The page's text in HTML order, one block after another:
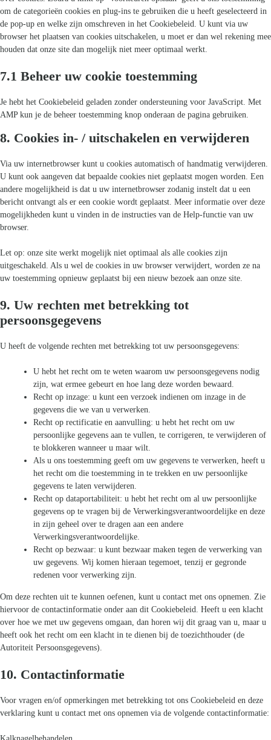
Zoeken
naar:
om de categorieën cookies en plug-ins te gebruiken die u heeft geselecteerd in
de pop-up en welke zijn omschreven in het Cookiebeleid. U kunt via uw
browser het plaatsen van cookies uitschakelen, u moet er dan wel rekening mee
houden dat onze site dan mogelijk niet meer optimaal werkt.
7.1 Beheer uw cookie toestemming
Je hebt het Cookiebeleid geladen zonder ondersteuning voor JavaScript. Met
AMP kun je de beheer toestemming knop onderaan de pagina gebruiken.
8. Cookies in- / uitschakelen en verwijderen
Via uw internetbrowser kunt u cookies automatisch of handmatig verwijderen.
U kunt ook aangeven dat bepaalde cookies niet geplaatst mogen worden. Een
andere mogelijkheid is dat u uw internetbrowser zodanig instelt dat u een
bericht ontvangt als er een cookie wordt geplaatst. Meer informatie over deze
mogelijkheden kunt u vinden in de instructies van de Help-functie van uw
browser.
Let op: onze site werkt mogelijk niet optimaal als alle cookies zijn
uitgeschakeld. Als u wel de cookies in uw browser verwijdert, worden ze na
uw toestemming opnieuw geplaatst bij een nieuw bezoek aan onze site.
9. Uw rechten met betrekking tot
persoonsgegevens
U heeft de volgende rechten met betrekking tot uw persoonsgegevens:
U hebt het recht om te weten waarom uw persoonsgegevens nodig
zijn, wat ermee gebeurt en hoe lang deze worden bewaard.
Recht op inzage: u kunt een verzoek indienen om inzage in de
gegevens die we van u verwerken.
Recht op rectificatie en aanvulling: u hebt het recht om uw
persoonlijke gegevens aan te vullen, te corrigeren, te verwijderen of
te blokkeren wanneer u maar wilt.
Als u ons toestemming geeft om uw gegevens te verwerken, heeft u
het recht om die toestemming in te trekken en uw persoonlijke
gegevens te laten verwijderen.
Recht op dataportabiliteit: u hebt het recht om al uw persoonlijke
gegevens op te vragen bij de Verwerkingsverantwoordelijke en deze
in zijn geheel over te dragen aan een andere
Verwerkingsverantwoordelijke.
Recht op bezwaar: u kunt bezwaar maken tegen de verwerking van
uw gegevens. Wij komen hieraan tegemoet, tenzij er gegronde
redenen voor verwerking zijn.
Om deze rechten uit te kunnen oefenen, kunt u contact met ons opnemen. Zie
hiervoor de contactinformatie onder aan dit Cookiebeleid. Heeft u een klacht
over hoe we met uw gegevens omgaan, dan horen wij dit graag van u, maar u
heeft ook het recht om een klacht in te dienen bij de toezichthouder (de
Autoriteit Persoonsgegevens).
10. Contactinformatie
Voor vragen en/of opmerkingen met betrekking tot ons Cookiebeleid en deze
verklaring kunt u contact met ons opnemen via de volgende contactinformatie: